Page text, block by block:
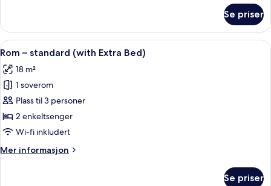
–
standard
Se priser
Åpne
alle
bildene
av
Rom
–
standard
Extra
Dundyner, safe på rommet,
16
Rom – standard (with Extra Bed)
18 m²
1 soverom
Plass til 3 personer
2 enkeltsenger
Wi-fi inkludert
Mer informasjon
Mer
Se priser